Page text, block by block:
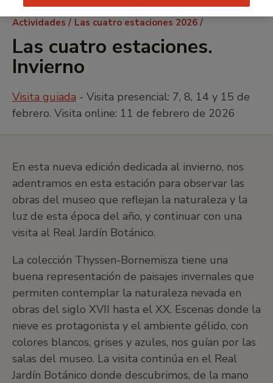
Ruta
de
navegación
Actividades Las cuatro estaciones 2026
Las cuatro estaciones.
Invierno
Visita guiada - Visita presencial: 7, 8, 14 y 15 de
febrero. Visita online: 11 de febrero de 2026
En esta nueva edición dedicada al invierno, nos
adentramos en esta estación para observar las
obras del museo que reflejan la naturaleza y la
luz de esta época del año, y continuar con una
visita al Real Jardín Botánico.
La colección Thyssen-Bornemisza tiene una
buena representación de paisajes invernales que
permiten contemplar la naturaleza nevada en
obras del siglo XVII hasta el XX. Escenas donde la
nieve es protagonista y el ambiente gélido, con
colores blancos, grises y azules, nos guían por las
salas del museo. La visita continúa en el Real
Jardín Botánico donde descubrimos, de la mano